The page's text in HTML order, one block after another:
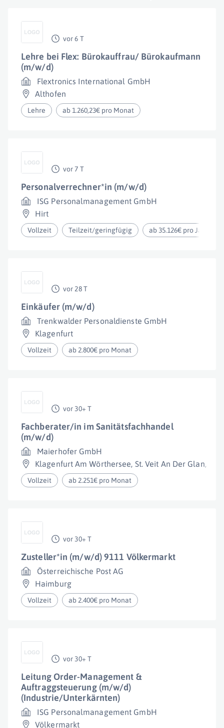
vor 6 T
Lehre bei Flex: Bürokauffrau/ Bürokaufmann
(m/w/d)
Flextronics International GmbH
Althofen
Lehre ab 1.260,23€ pro Monat
vor 7 T
Personalverrechner*in (m/w/d)
ISG Personalmanagement GmbH
Hirt
Vollzeit Teilzeit/geringfügig ab 35.126€ pro Jahr
vor 28 T
Einkäufer (m/w/d)
Trenkwalder Personaldienste GmbH
Klagenfurt
Vollzeit ab 2.800€ pro Monat
vor 30+ T
Fachberater/in im Sanitätsfachhandel
(m/w/d)
Maierhofer GmbH
Klagenfurt Am Wörthersee, St. Veit An Der Glan,
Vollzeit ab 2.251€ pro Monat
vor 30+ T
Zusteller*in (m/w/d) 9111 Völkermarkt
Österreichische Post AG
Haimburg
Vollzeit ab 2.400€ pro Monat
vor 30+ T
Leitung Order-Management &
Auftraggsteuerung (m/w/d)
(Industrie/Unterkärnten)
ISG Personalmanagement GmbH
Völkermarkt